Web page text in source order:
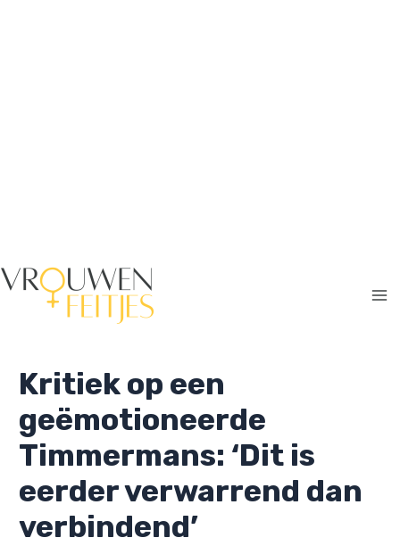
Kritiek op een
geëmotioneerde
Timmermans: ‘Dit is
eerder verwarrend dan
verbindend’